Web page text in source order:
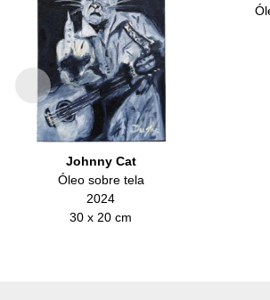
Johnny Cat
Óleo sobre tela
2024
30 x 20 cm